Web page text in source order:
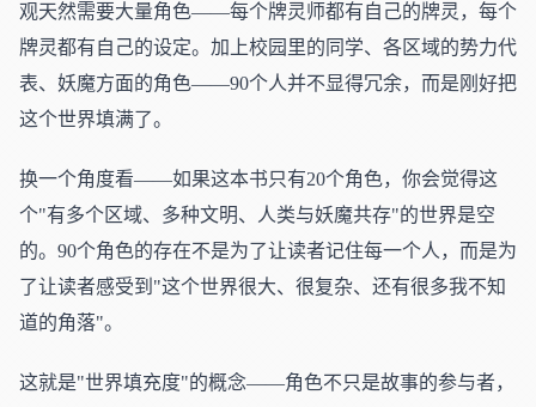
观天然需要大量角色——每个牌灵师都有自己的牌灵，每个
牌灵都有自己的设定。加上校园里的同学、各区域的势力代
表、妖魔方面的角色——90个人并不显得冗余，而是刚好把
这个世界填满了。
换一个角度看——如果这本书只有20个角色，你会觉得这
个"有多个区域、多种文明、人类与妖魔共存"的世界是空
的。90个角色的存在不是为了让读者记住每一个人，而是为
了让读者感受到"这个世界很大、很复杂、还有很多我不知
道的角落"。
这就是"世界填充度"的概念——角色不只是故事的参与者，